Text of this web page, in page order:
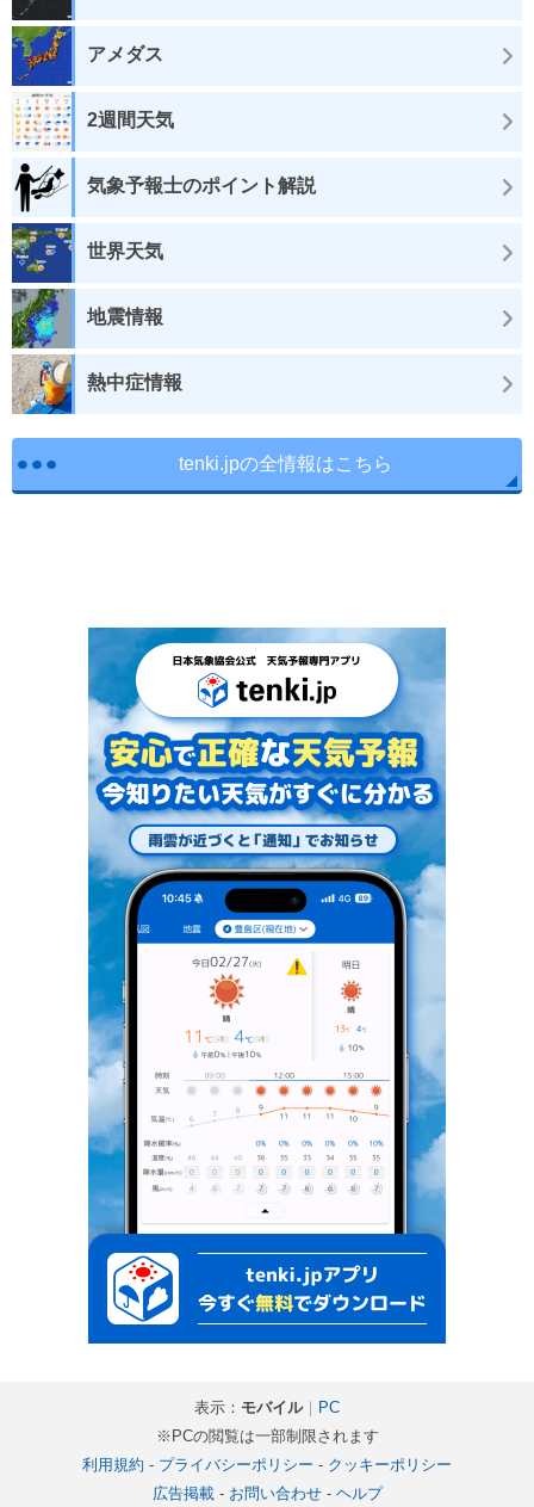
アメダス
2週間天気
気象予報士のポイント解説
世界天気
地震情報
熱中症情報
tenki.jpの全情報はこちら
表示： モバイル｜ PC
※PCの閲覧は一部制限されます
利用規約 - プライバシーポリシー - クッキーポリシー
広告掲載- お問い合わせ- ヘルプ